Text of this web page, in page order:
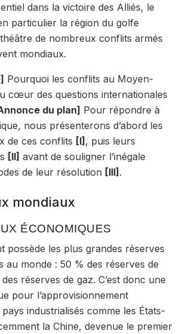
dans la victoire des Alliés, le
particulier la région du golfe
de nombreux conflits armés
mondiaux.
Pourquoi les conflits au Moyen-
cœur des questions internationales
du plan] Pour répondre à
nous présenterons d’abord les
de ces conflits [I], puis leurs
[II] avant de souligner l’inégale
de leur résolution [III].
mondiaux
ÉCONOMIQUES
possède les plus grandes réserves
au monde : 50 % des réserves de
réserves de gaz. C’est donc une
pour l’approvisionnement
industrialisés comme les États-
la Chine, devenue le premier